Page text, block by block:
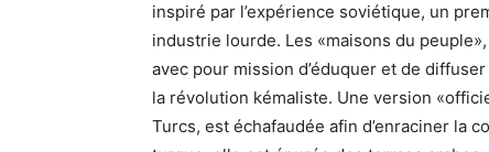
inspiré par l’expérience soviétique, un
industrie lourde. Les «maisons du
avec pour mission d’éduquer et de
la révolution kémaliste. Une version
Turcs, est échafaudée afin d’enraciner la